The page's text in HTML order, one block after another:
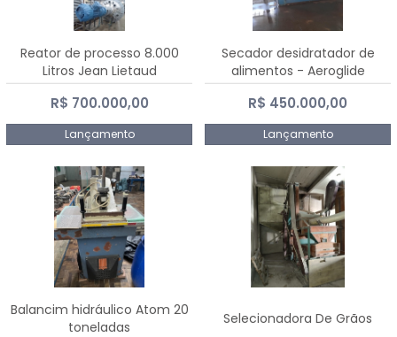
Reator de processo 8.000
Litros Jean Lietaud
R$ 700.000,00
Lançamento
Secador desidratador de
alimentos - Aeroglide
R$ 450.000,00
Lançamento
Balancim hidráulico Atom 20
toneladas
Selecionadora De Grãos